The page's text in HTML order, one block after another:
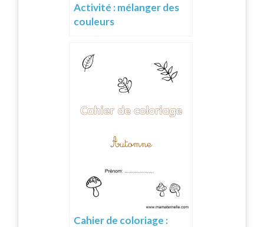
Activité : mélanger des
couleurs
Cahier de coloriage :